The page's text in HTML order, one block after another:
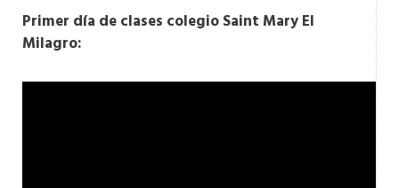
Primer día de clases colegio Saint Mary El
Milagro: